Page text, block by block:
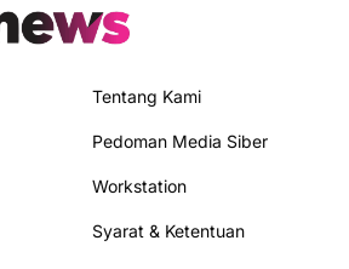
Tentang Kami
Pedoman Media Siber
Workstation
Syarat & Ketentuan